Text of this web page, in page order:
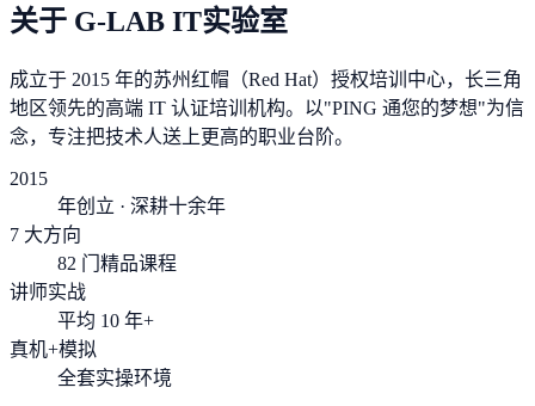
关于 G-LAB IT实验室
成立于 2015 年的苏州红帽（Red Hat）授权培训中心，长三角
地区领先的高端 IT 认证培训机构。以"PING 通您的梦想"为信
念，专注把技术人送上更高的职业台阶。
2015
年创立 · 深耕十余年
7 大方向
82 门精品课程
讲师实战
平均 10 年+
真机+模拟
全套实操环境